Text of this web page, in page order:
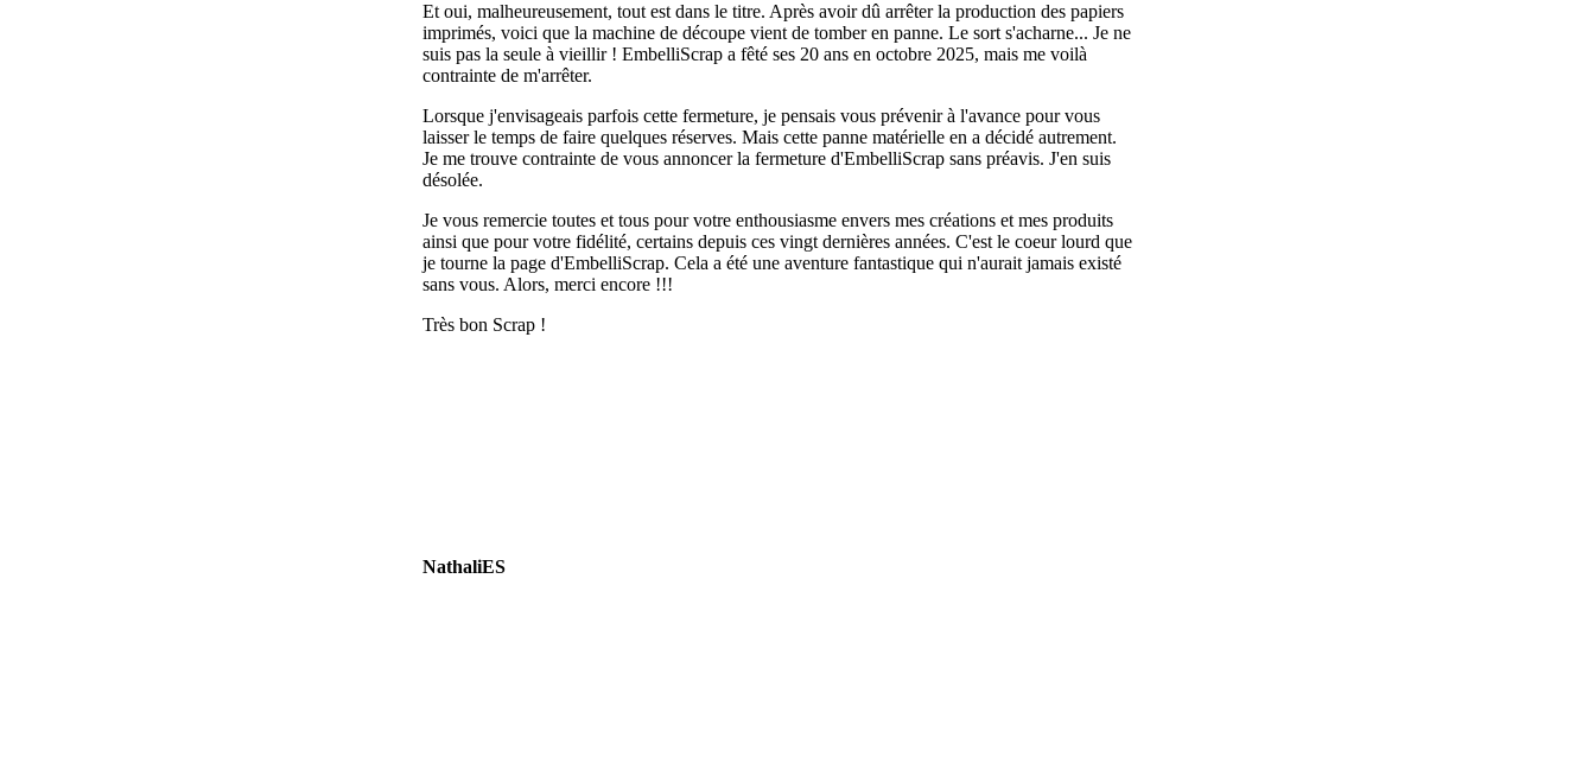
Et oui, malheureusement, tout est dans le titre. Après avoir dû arrêter la production des papiers
imprimés, voici que la machine de découpe vient de tomber en panne. Le sort s'acharne... Je ne
suis pas la seule à vieillir ! EmbelliScrap a fêté ses 20 ans en octobre 2025, mais me voilà
contrainte de m'arrêter.
Lorsque j'envisageais parfois cette fermeture, je pensais vous prévenir à l'avance pour vous
laisser le temps de faire quelques réserves. Mais cette panne matérielle en a décidé autrement.
Je me trouve contrainte de vous annoncer la fermeture d'EmbelliScrap sans préavis. J'en suis
désolée.
Je vous remercie toutes et tous pour votre enthousiasme envers mes créations et mes produits
ainsi que pour votre fidélité, certains depuis ces vingt dernières années. C'est le coeur lourd que
je tourne la page d'EmbelliScrap. Cela a été une aventure fantastique qui n'aurait jamais existé
sans vous. Alors, merci encore !!!
Très bon Scrap !
NathaliES